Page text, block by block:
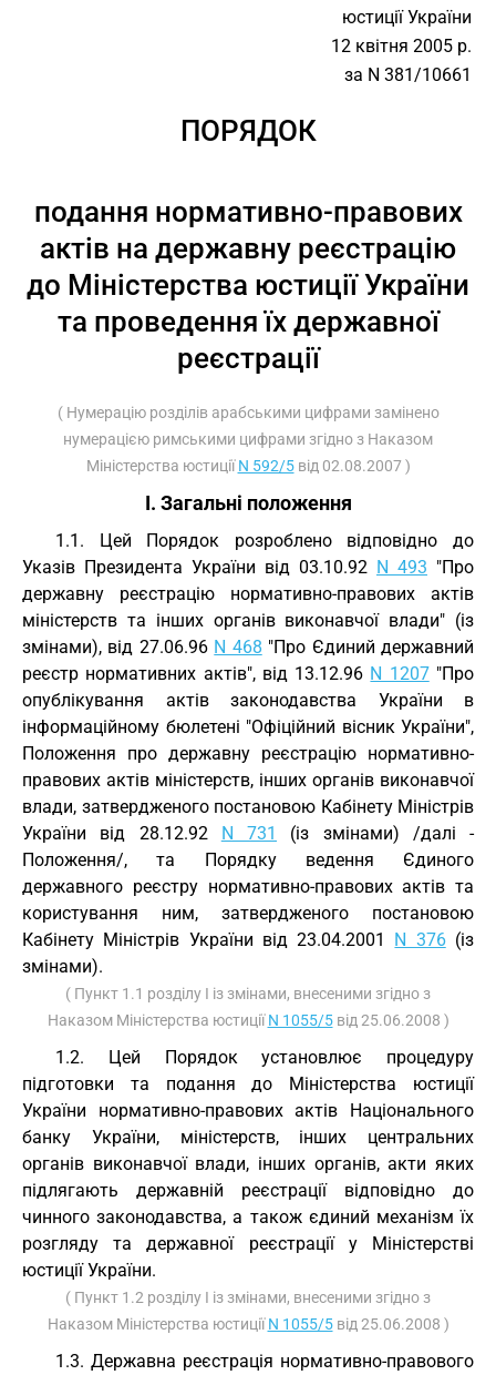
юстиції України
12 квітня 2005 р.
за N 381/10661
ПОРЯДОК
подання нормативно-правових
актів на державну реєстрацію
до Міністерства юстиції України
та проведення їх державної
реєстрації
( Нумерацію розділів арабськими цифрами замінено
нумерацією римськими цифрами згідно з Наказом
Міністерства юстиціїN 592/5від 02.08.2007 )
I. Загальні положення
1.1. Цей Порядок розроблено відповідно до
Указів Президента України від 03.10.92 N 493 "Про
державну реєстрацію нормативно-правових актів
міністерств та інших органів виконавчої влади" (із
змінами), від 27.06.96 N 468 "Про Єдиний державний
реєстр нормативних актів", від 13.12.96 N 1207"Про
опублікування актів законодавства України в
інформаційному бюлетені "Офіційний вісник України",
Положення про державну реєстрацію нормативно-
правових актів міністерств, інших органів виконавчої
влади, затвердженого постановою Кабінету Міністрів
України від 28.12.92 N 731
(із змінами) /далі -
Положення/, та Порядку ведення Єдиного
державного реєстру нормативно-правових актів та
користування ним, затвердженого постановою
Кабінету Міністрів України від 23.04.2001 N 376(із
змінами).
( Пункт 1.1 розділу I із змінами, внесеними згідно з
Наказом Міністерства юстиціїN 1055/5від 25.06.2008 )
1.2. Цей Порядок установлює процедуру
підготовки та подання до Міністерства юстиції
України нормативно-правових актів Національного
банку України, міністерств, інших центральних
органів виконавчої влади, інших органів, акти яких
підлягають державній реєстрації відповідно до
чинного законодавства, а також єдиний механізм їх
розгляду та державної реєстрації у Міністерстві
юстиції України.
( Пункт 1.2 розділу I із змінами, внесеними згідно з
Наказом Міністерства юстиціїN 1055/5від 25.06.2008 )
1.3. Державна реєстрація нормативно-правового